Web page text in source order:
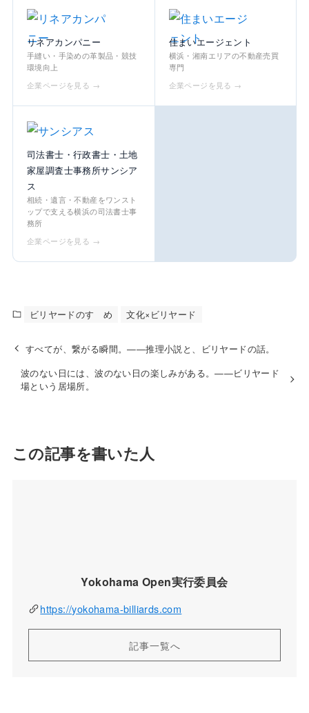
リネアカンパニー
手縫い・手染めの革製品・競技
環境向上
企業ページを見る →
住まいエージェント
横浜・湘南エリアの不動産売買
専門
企業ページを見る →
司法書士・行政書士・土地
家屋調査士事務所サンシア
ス
相続・遺言・不動産をワンスト
ップで支える横浜の司法書士事
務所
企業ページを見る →
ビリヤードのすゝめ 文化×ビリヤード
すべてが、繋がる瞬間。——推理小説と、ビリヤードの話。
波のない日には、波のない日の楽しみがある。——ビリヤード
場という居場所。
この記事を書いた人
Yokohama Open実行委員会
https://yokohama-billiards.com
記事一覧へ